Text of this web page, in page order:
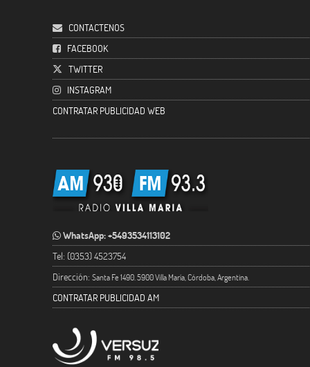
CONTACTENOS
FACEBOOK
TWITTER
INSTAGRAM
CONTRATAR PUBLICIDAD WEB
WhatsApp: +5493534113102
Tel: (0353) 4523754
Dirección: Santa Fe 1490. 5900 Villa María, Córdoba, Argentina.
CONTRATAR PUBLICIDAD AM